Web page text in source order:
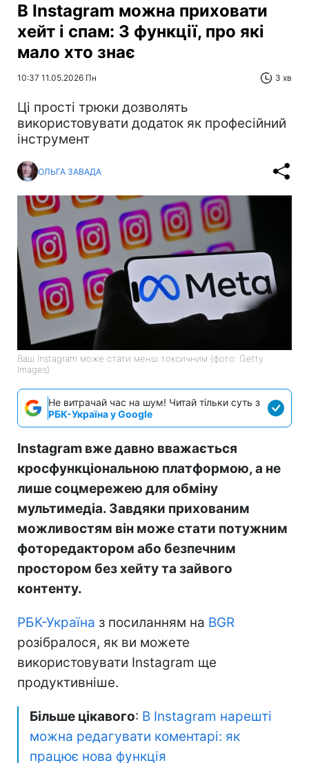
В Instagram можна приховати
хейт і спам: 3 функції, про які
мало хто знає
10:37 11.05.2026 Пн 3 хв
Ці прості трюки дозволять
використовувати додаток як професійний
інструмент
ОЛЬГА ЗАВАДА
Ваш Instagram може стати менш токсичним (фото: Getty
Images)
Не витрачай час на шум! Читай тільки суть з
РБК-Україна у Google
Instagram вже давно вважається
кросфункціональною платформою, а не
лише соцмережею для обміну
мультимедіа. Завдяки прихованим
можливостям він може стати потужним
фоторедактором або безпечним
простором без хейту та зайвого
контенту.
РБК-Україна з посиланням на BGR
розібралося, як ви можете
використовувати Instagram ще
продуктивніше.
Більше цікавого: В Instagram нарешті
можна редагувати коментарі: як
працює нова функція